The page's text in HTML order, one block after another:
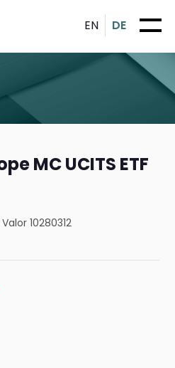
EN DE
MC UCITS ETF
Valor 10280312